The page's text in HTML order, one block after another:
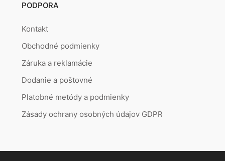
PODPORA
Kontakt
Obchodné podmienky
Záruka a reklamácie
Dodanie a poštovné
Platobné metódy a podmienky
Zásady ochrany osobných údajov GDPR